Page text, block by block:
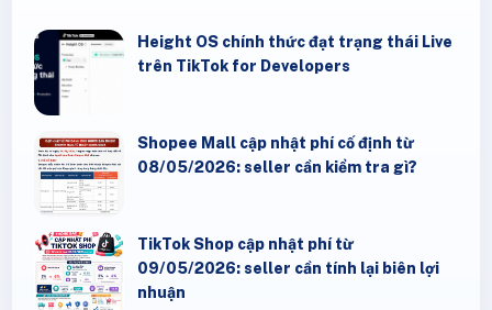
Height OS chính thức đạt trạng thái Live
trên TikTok for Developers
Shopee Mall cập nhật phí cố định từ
08/05/2026: seller cần kiểm tra gì?
TikTok Shop cập nhật phí từ
09/05/2026: seller cần tính lại biên lợi
nhuận